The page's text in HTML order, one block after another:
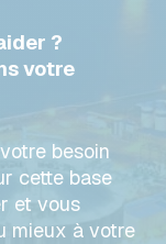
?
votre
besoin
cette base
et vous
mieux à votre